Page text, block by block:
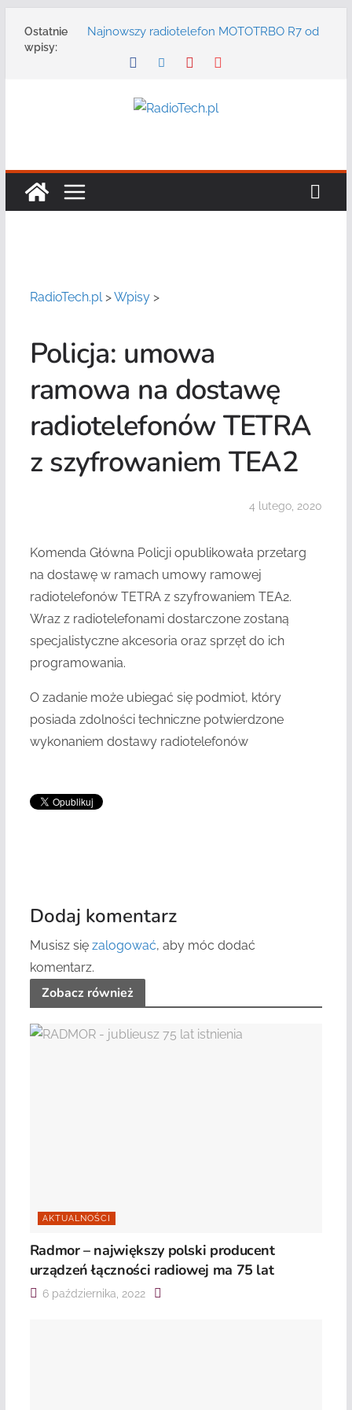
Ostatnie
wpisy:
Najnowszy radiotelefon MOTOTRBO R7 od
Zmarł Andrzej Adler założyciel i Prezes
Radmor – największy polski producent
urządzeń łączności radiowej ma 75 lat
systemów teleinformatycznych”
RadioTech.pl>Wpisy>
Policja: umowa
ramowa na dostawę
radiotelefonów TETRA
z szyfrowaniem TEA2
4 lutego, 2020
Komenda Główna Policji opublikowała przetarg
na dostawę w ramach umowy ramowej
radiotelefonów TETRA z szyfrowaniem TEA2.
Wraz z radiotelefonami dostarczone zostaną
specjalistyczne akcesoria oraz sprzęt do ich
programowania.
O zadanie może ubiegać się podmiot, który
posiada zdolności techniczne potwierdzone
wykonaniem dostawy radiotelefonów
Dodaj komentarz
Musisz się zalogować, aby móc dodać
komentarz.
Zobacz również
AKTUALNOŚCI
Radmor – największy polski producent
urządzeń łączności radiowej ma 75 lat
6 października, 2022